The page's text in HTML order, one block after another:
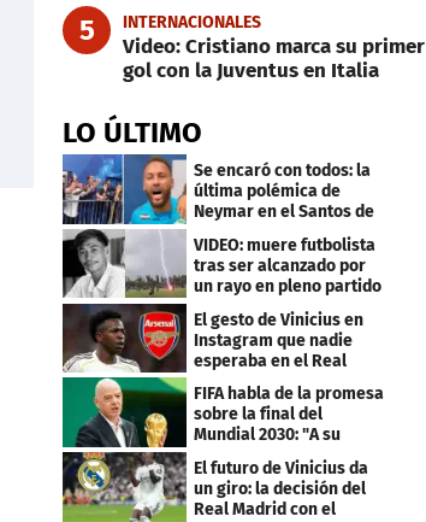
5 INTERNACIONALES
Video: Cristiano marca su primer
gol con la Juventus en Italia
LO ÚLTIMO
Se encaró con todos: la
última polémica de
Neymar en el Santos de
VIDEO: muere futbolista
tras ser alcanzado por
un rayo en pleno partido
El gesto de Vinicius en
Instagram que nadie
esperaba en el Real
Madrid
FIFA habla de la promesa
sobre la final del
Mundial 2030: "A su
debido tiempo"
El futuro de Vinicius da
un giro: la decisión del
Real Madrid con el